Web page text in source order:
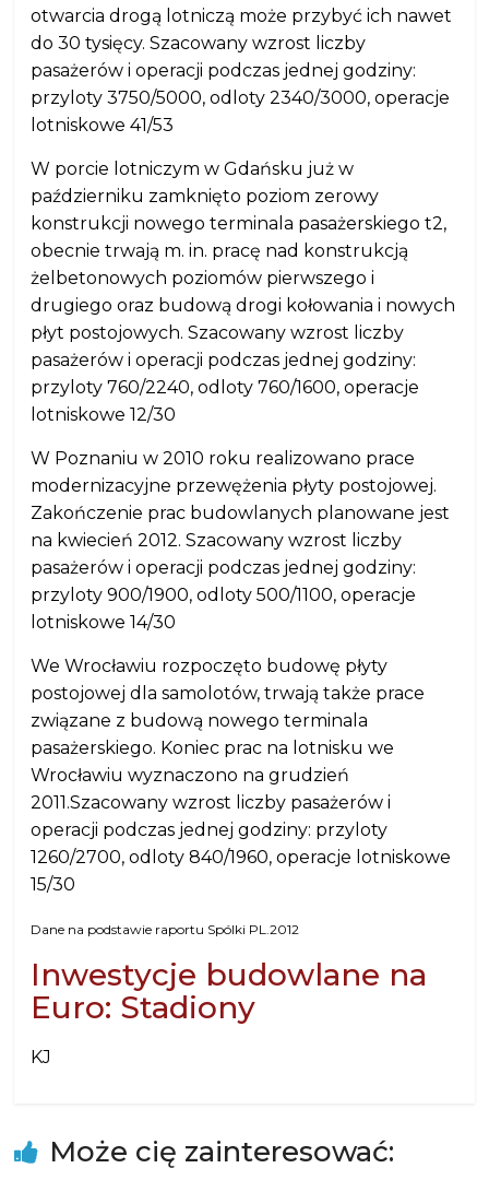
otwarcia drogą lotniczą może przybyć ich nawet
do 30 tysięcy. Szacowany wzrost liczby
pasażerów i operacji podczas jednej godziny:
przyloty 3750/5000, odloty 2340/3000, operacje
lotniskowe 41/53
W porcie lotniczym w Gdańsku już w
październiku zamknięto poziom zerowy
konstrukcji nowego terminala pasażerskiego t2,
obecnie trwają m. in. pracę nad konstrukcją
żelbetonowych poziomów pierwszego i
drugiego oraz budową drogi kołowania i nowych
płyt postojowych. Szacowany wzrost liczby
pasażerów i operacji podczas jednej godziny:
przyloty 760/2240, odloty 760/1600, operacje
lotniskowe 12/30
W Poznaniu w 2010 roku realizowano prace
modernizacyjne przewężenia płyty postojowej.
Zakończenie prac budowlanych planowane jest
na kwiecień 2012. Szacowany wzrost liczby
pasażerów i operacji podczas jednej godziny:
przyloty 900/1900, odloty 500/1100, operacje
lotniskowe 14/30
We Wrocławiu rozpoczęto budowę płyty
postojowej dla samolotów, trwają także prace
związane z budową nowego terminala
pasażerskiego. Koniec prac na lotnisku we
Wrocławiu wyznaczono na grudzień
2011.Szacowany wzrost liczby pasażerów i
operacji podczas jednej godziny: przyloty
1260/2700, odloty 840/1960, operacje lotniskowe
15/30
Dane na podstawie raportu Spólki PL.2012
Inwestycje budowlane na
Euro: Stadiony
KJ
Może cię zainteresować: